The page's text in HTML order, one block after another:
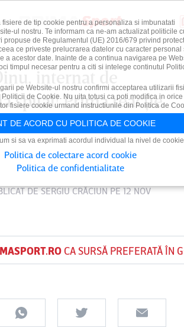
internat de
spital! Prima reacţie
antrenor de la
DESERGIU CRĂCIUNPE 12 NOV
CA SURSĂ PREFERATĂ ÎN
fisiere de tip cookie pentru a personaliza si imbunatati
ul nostru. Te informam ca ne-am actualizat politicile
propuse de Regulamentul (UE) 2016/679 privind
ce priveste prelucrarea datelor cu caracter personal
a acestor date. Inainte de a continua navigarea pe
timpul necesar pentru a citi si intelege continutul
pe Website-ul nostru confirmi acceptarea utilizarii
de Cookie. Nu uita totusi ca poti modifica in orice
fisiere cookie urmand instructiunile din Politica de
DE ACORD CU POLITICA DE COOKIE
si sa va exprimati acordul individual la nivel de
Politica de colectare acord cookie
Politica de confidentialitate